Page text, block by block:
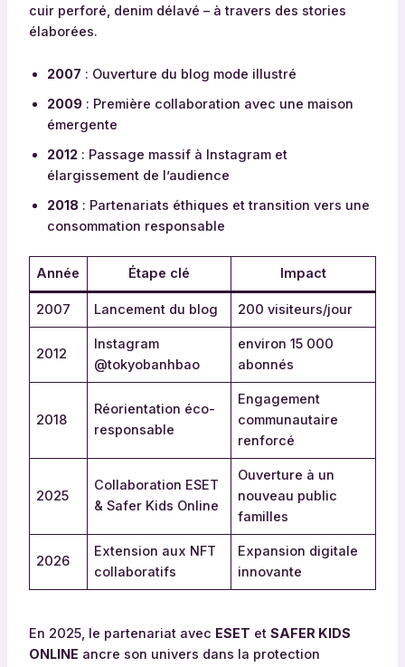
cuir perforé, denim délavé – à travers des stories
élaborées.
2007 : Ouverture du blog mode illustré
2009: Première collaboration avec une maison
émergente
2012: Passage massif à Instagram et
élargissement de l’audience
2018: Partenariats éthiques et transition vers une
consommation responsable
Année Étape clé Impact
2007 Lancement du blog 200 visiteurs/jour
2012
Instagram
@tokyobanhbao
environ 15 000
abonnés
2018
Réorientation éco-
responsable
Engagement
communautaire
renforcé
2025
Collaboration ESET
& Safer Kids Online
Ouverture à un
nouveau public
familles
2026
Extension aux NFT
collaboratifs
Expansion digitale
innovante
En 2025, le partenariat avec ESET et SAFER KIDS
ONLINE ancre son univers dans la protection